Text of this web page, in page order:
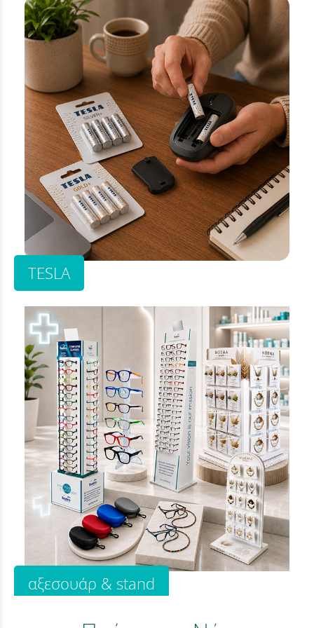
TESLA
αξεσουάρ & stand